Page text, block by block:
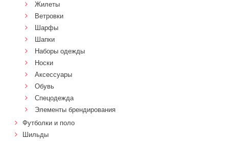
Жилеты
Ветровки
Шарфы
Шапки
Наборы одежды
Носки
Аксессуары
Обувь
Спецодежда
Элементы брендирования
Футболки и поло
Шильды